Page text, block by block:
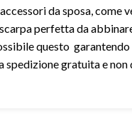
da sposa, come
perfetta da
questo
spedizione gratuita e non